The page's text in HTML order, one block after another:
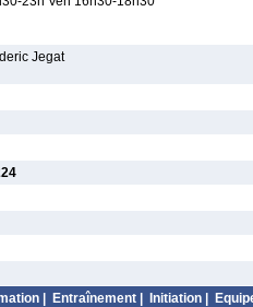
Jegat
Entraînement Initiation